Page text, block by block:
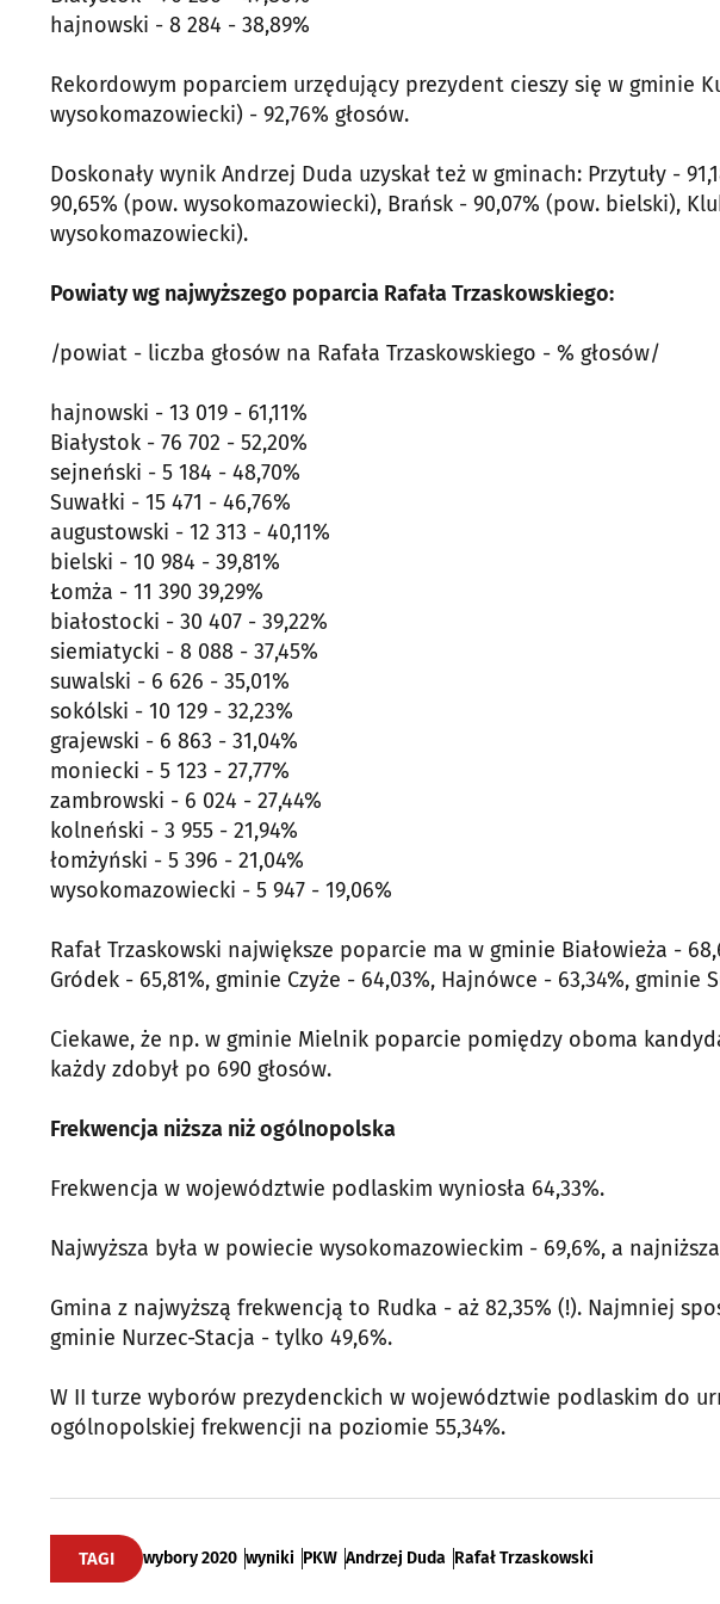
hajnowski - 8 284 - 38,89%
Rekordowym poparciem urzędujący prezydent cieszy się w gminie
wysokomazowiecki) - 92,76% głosów.
Doskonały wynik Andrzej Duda uzyskał też w gminach: Przytuły -
90,65% (pow. wysokomazowiecki), Brańsk - 90,07% (pow. bielski),
wysokomazowiecki).
Powiaty wg najwyższego poparcia Rafała Trzaskowskiego:
/powiat - liczba głosów na Rafała Trzaskowskiego - % głosów/
hajnowski - 13 019 - 61,11%
Białystok - 76 702 - 52,20%
sejneński - 5 184 - 48,70%
Suwałki - 15 471 - 46,76%
augustowski - 12 313 - 40,11%
bielski - 10 984 - 39,81%
Łomża - 11 390 39,29%
białostocki - 30 407 - 39,22%
siemiatycki - 8 088 - 37,45%
suwalski - 6 626 - 35,01%
sokólski - 10 129 - 32,23%
grajewski - 6 863 - 31,04%
moniecki - 5 123 - 27,77%
zambrowski - 6 024 - 27,44%
kolneński - 3 955 - 21,94%
łomżyński - 5 396 - 21,04%
wysokomazowiecki - 5 947 - 19,06%
Rafał Trzaskowski największe poparcie ma w gminie Białowieża -
Gródek - 65,81%, gminie Czyże - 64,03%, Hajnówce - 63,34%, gminie
Ciekawe, że np. w gminie Mielnik poparcie pomiędzy oboma
każdy zdobył po 690 głosów.
Frekwencja niższa niż ogólnopolska
Frekwencja w województwie podlaskim wyniosła 64,33%.
Najwyższa była w powiecie wysokomazowieckim - 69,6%, a
Gmina z najwyższą frekwencją to Rudka - aż 82,35% (!). Najmniej
gminie Nurzec-Stacja - tylko 49,6%.
W II turze wyborów prezydenckich w województwie podlaskim do
ogólnopolskiej frekwencji na poziomie 55,34%.
TAGI wybory 2020 wyniki PKW Andrzej Duda Rafał Trzaskowski